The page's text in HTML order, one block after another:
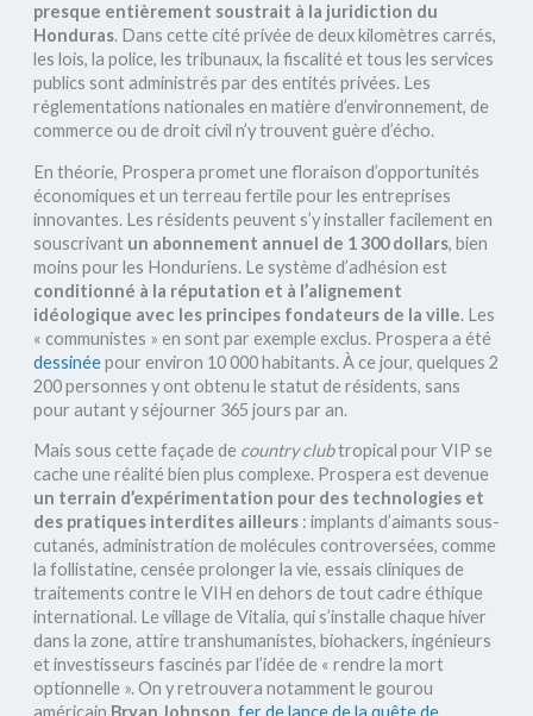
presque entièrement soustrait à la juridiction du
Honduras. Dans cette cité privée de deux kilomètres carrés,
les lois, la police, les tribunaux, la fiscalité et tous les services
publics sont administrés par des entités privées. Les
réglementations nationales en matière d’environnement, de
commerce ou de droit civil n’y trouvent guère d’écho.
En théorie, Prospera promet une floraison d’opportunités
économiques et un terreau fertile pour les entreprises
innovantes. Les résidents peuvent s’y installer facilement en
souscrivant un abonnement annuel de 1 300 dollars, bien
moins pour les Honduriens. Le système d’adhésion est
conditionné à la réputation et à l’alignement
idéologique avec les principes fondateurs de la ville. Les
« communistes » en sont par exemple exclus. Prospera a été
dessinéepour environ 10 000 habitants. À ce jour, quelques 2
200 personnes y ont obtenu le statut de résidents, sans
pour autant y séjourner 365 jours par an.
Mais sous cette façade de country clubtropical pour VIP se
cache une réalité bien plus complexe. Prospera est devenue
un terrain d’expérimentation pour des technologies et
des pratiques interdites ailleurs : implants d’aimants sous-
cutanés, administration de molécules controversées, comme
la follistatine, censée prolonger la vie, essais cliniques de
traitements contre le VIH en dehors de tout cadre éthique
international. Le village de Vitalia, qui s’installe chaque hiver
dans la zone, attire transhumanistes, biohackers, ingénieurs
et investisseurs fascinés par l’idée de « rendre la mort
optionnelle ». On y retrouvera notamment le gourou